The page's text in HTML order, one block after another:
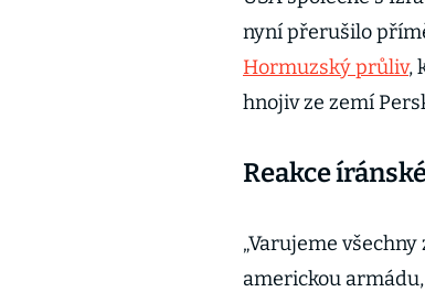
nyní přerušilo
Hormuzský průliv,
hnojiv ze zemí
Reakce
„Varujeme
americkou